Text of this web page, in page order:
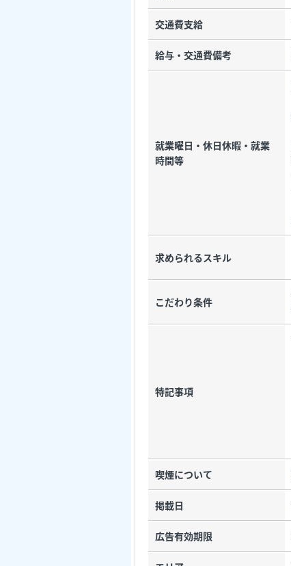
交通費支給
給与・交通費備考
就業曜日・休日休暇・就業
時間等
求められるスキル
こだわり条件
特記事項
喫煙について
掲載日
広告有効期限